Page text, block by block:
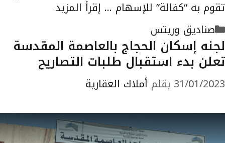
تقوم به “كفالة” للإسهام … إقرأ المزيد
التصنيفات
صناديق وريتس
لجنه إسكان الحجاج بالعاصمة المقدسة
تعلن بدء استقبال طلبات التصاريح
31/01/2023 بقلم أملاك العقارية